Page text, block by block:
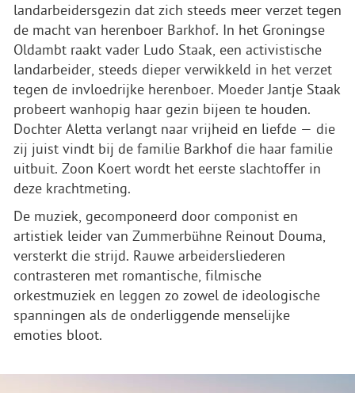
landarbeidersgezin dat zich steeds meer verzet tegen
de macht van herenboer Barkhof. In het Groningse
Oldambt raakt vader Ludo Staak, een activistische
landarbeider, steeds dieper verwikkeld in het verzet
tegen de invloedrijke herenboer. Moeder Jantje Staak
probeert wanhopig haar gezin bijeen te houden.
Dochter Aletta verlangt naar vrijheid en liefde — die
zij juist vindt bij de familie Barkhof die haar familie
uitbuit. Zoon Koert wordt het eerste slachtoffer in
deze krachtmeting.
De muziek, gecomponeerd door componist en
artistiek leider van Zummerbühne Reinout Douma,
versterkt die strijd. Rauwe arbeidersliederen
contrasteren met romantische, filmische
orkestmuziek en leggen zo zowel de ideologische
spanningen als de onderliggende menselijke
emoties bloot.